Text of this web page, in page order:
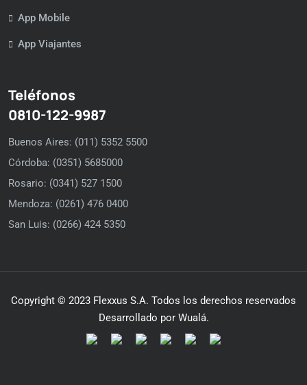
App Mobile
App Viajantes
Teléfonos
0810-122-9987
Buenos Aires: (011) 5352 5500
Córdoba: (0351) 5685000
Rosario: (0341) 527 1500
Mendoza: (0261) 476 0400
San Luis: (0266) 424 5350
Copyright © 2023 Flexxus S.A. Todos los derechos reservados
Desarrollado por Wualá.